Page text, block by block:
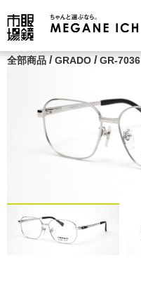
全部商品 /GRADO /GR-7036